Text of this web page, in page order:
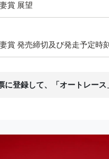
賞 展望
賞 発売締切及び発走予定時
に登録して、「オートレー